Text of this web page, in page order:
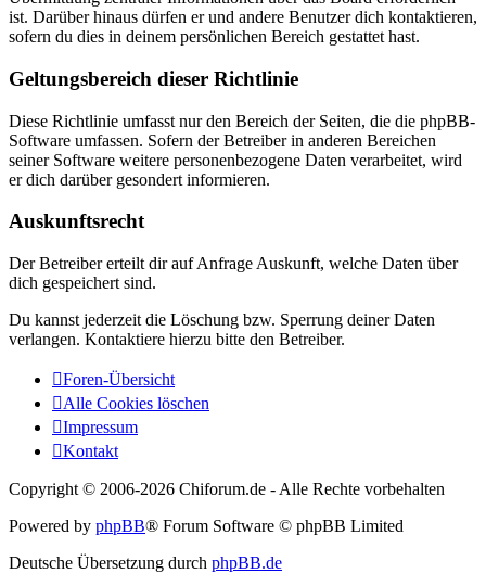
ist. Darüber hinaus dürfen er und andere Benutzer dich kontaktieren,
sofern du dies in deinem persönlichen Bereich gestattet hast.
Geltungsbereich dieser Richtlinie
Diese Richtlinie umfasst nur den Bereich der Seiten, die die phpBB-
Software umfassen. Sofern der Betreiber in anderen Bereichen
seiner Software weitere personenbezogene Daten verarbeitet, wird
er dich darüber gesondert informieren.
Auskunftsrecht
Der Betreiber erteilt dir auf Anfrage Auskunft, welche Daten über
dich gespeichert sind.
Du kannst jederzeit die Löschung bzw. Sperrung deiner Daten
verlangen. Kontaktiere hierzu bitte den Betreiber.
Foren-Übersicht
Alle Cookies löschen
Impressum
Kontakt
Copyright © 2006-2026 Chiforum.de - Alle Rechte vorbehalten
Powered by phpBB® Forum Software © phpBB Limited
Deutsche Übersetzung durch phpBB.de